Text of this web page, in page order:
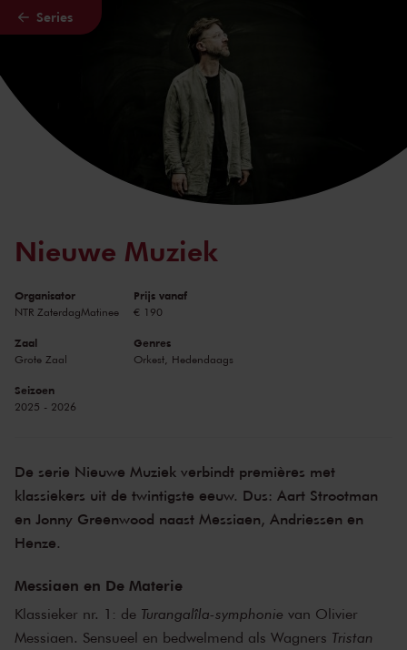
Naar hoofdcontent
Series
Nieuwe Muziek
Organisator
NTR ZaterdagMatinee
Prijs vanaf
€ 190
Zaal
Grote Zaal
Genres
Orkest, Hedendaags
Seizoen
2025 - 2026
De serie Nieuwe Muziek verbindt premières met
klassiekers uit de twintigste eeuw. Dus: Aart Strootman
en Jonny Greenwood naast Messiaen, Andriessen en
Henze.
Messiaen en De Materie
Klassieker nr. 1: de Turangalîla-symphonie van Olivier
Messiaen. Sensueel en bedwelmend als Wagners Tristan